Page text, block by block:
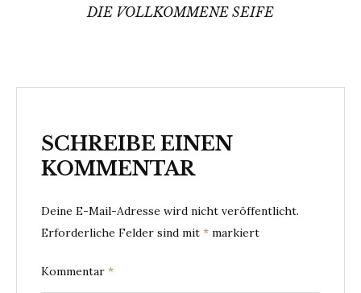
DIE VOLLKOMMENE SEIFE
SCHREIBE EINEN
KOMMENTAR
Deine E-Mail-Adresse wird nicht veröffentlicht.
Erforderliche Felder sind mit * markiert
Kommentar *